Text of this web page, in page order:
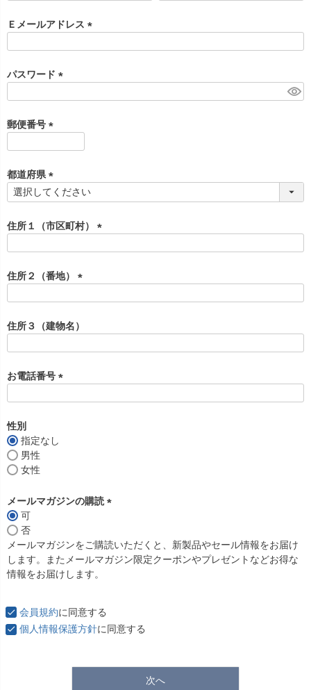
須
)
Ｅメールアドレス
)
パスワード
)
郵便番号
須
)
都道府県
(
須
)
住所１（市区町村）
)
住所２（番地）
須
)
住所３（建物名）
お電話番号
性別
指定なし
男性
女性
メールマガジンの購読
須
)
可
否
メールマガジンをご購読いただくと、新製品やセール情報をお届け
します。またメールマガジン限定クーポンやプレゼントなどお得な
情報をお届けします。
会員規約に同意する
個人情報保護方針に同意する
次へ